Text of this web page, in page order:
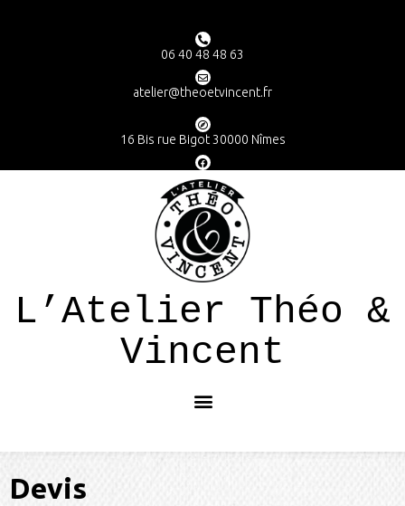
06 40 48 48 63
atelier@theoetvincent.fr
16 Bis rue Bigot 30000 Nîmes
L’Atelier Théo &
Vincent